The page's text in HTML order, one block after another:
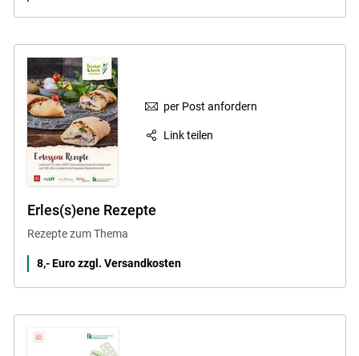
per Post anfordern
Link teilen
Erles(s)ene Rezepte
Rezepte zum Thema
8,- Euro zzgl. Versandkosten